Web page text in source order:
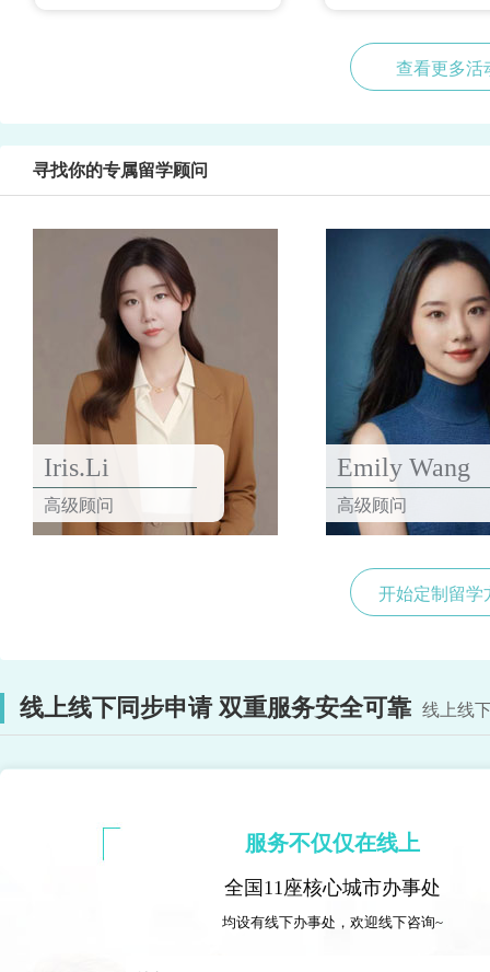
查看更多活
寻找你的专属留学顾问
Iris.Li
高级顾问
Emily Wang
高级顾问
开始定制留学
线上线下同步申请 双重服务安全可靠 线上线
服务不仅仅在线上
全国11座核心城市办事处
均设有线下办事处，欢迎线下咨询~